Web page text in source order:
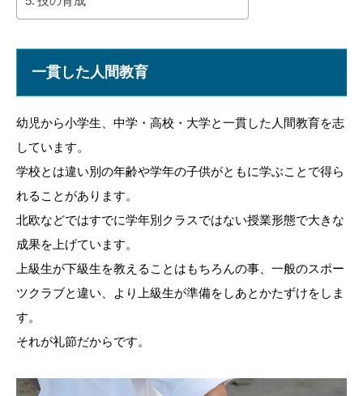
一貫した人間教育
幼児から小学生、中学・高校・大学と一貫した人間教育を志
しています。
学校とは違い別の年齢や学年の子供がともに学ぶことで得ら
れることがあります。
北欧などではすでに学年別クラスではない授業形態で大きな
成果を上げています。
上級生が下級生を教えることはもちろんの事、一般のスポー
ツクラブと違い、より上級生が準備をしあとかたずけをしま
す。
それが礼節だからです。